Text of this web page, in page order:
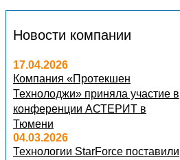
Новости компании
17.04.2026
Компания «Протекшен
Технолоджи» приняла участие в
конференции АСТЕРИТ в
Тюмени
04.03.2026
Технологии StarForce поставили